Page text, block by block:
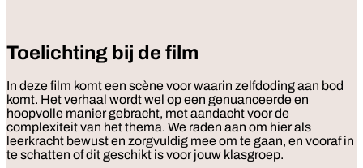
Toelichting bij de film
In deze film komt een scène voor waarin zelfdoding aan bod
komt. Het verhaal wordt wel op een genuanceerde en
hoopvolle manier gebracht, met aandacht voor de
complexiteit van het thema. We raden aan om hier als
leerkracht bewust en zorgvuldig mee om te gaan, en vooraf in
te schatten of dit geschikt is voor jouw klasgroep.